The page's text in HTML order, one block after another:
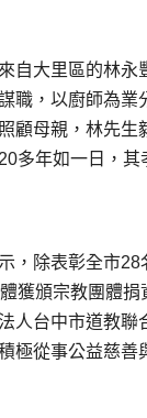
自大里區的林
職，以廚師為
顧母親，林先
多年如一日，
，除表彰全市
獲頒宗教團體
人台中市道教聯
極從事公益慈